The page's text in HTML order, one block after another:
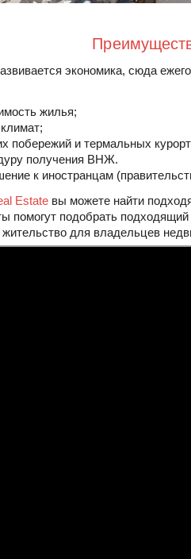
экономика, сюда
жилья;
побережий и термальных
получения ВНЖ.
к иностранцам
Estate вы можете найти
подобрать подходящий
для владельцев